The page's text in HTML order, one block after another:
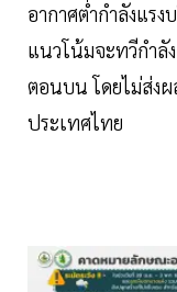
อากาศต่ำกำลังแร
แนวโน้มจะทวีกำลั
ตอนบน โดยไม่ส่ง
ประเทศไทย